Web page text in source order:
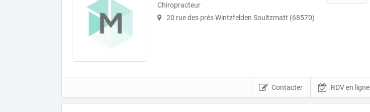
Chiropracteur
20 rue des près Wintzfelden Soultzmatt (68570)
RDV en ligne
Contacter